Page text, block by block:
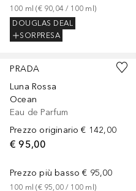
100 ml (€ 90,04 / 100 ml)
DOUGLAS DEAL
SORPRESA
PRADA
Luna Rossa
Ocean
Eau de Parfum
Prezzo originario € 142,00
€ 95,00
Prezzo più basso € 95,00
100 ml (€ 95,00 / 100 ml)